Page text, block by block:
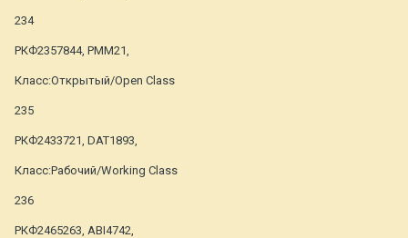
234
РКФ2357844, РММ21,
Класс:Открытый/Open Class
235
РКФ2433721, DAT1893,
Класс:Рабочий/Working Class
236
РКФ2465263, ABI4742,